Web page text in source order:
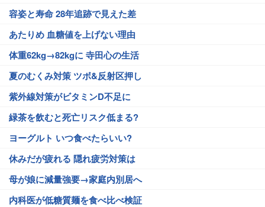
容姿と寿命 28年追跡で見えた差
あたりめ 血糖値を上げない理由
体重62kg→82kgに 寺田心の生活
夏のむくみ対策 ツボ&反射区押し
紫外線対策がビタミンD不足に
緑茶を飲むと死亡リスク低まる?
ヨーグルト いつ食べたらいい?
休みだが疲れる 隠れ疲労対策は
母が娘に減量強要→家庭内別居へ
内科医が低糖質麺を食べ比べ検証